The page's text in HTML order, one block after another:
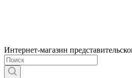
Интернет-магазин